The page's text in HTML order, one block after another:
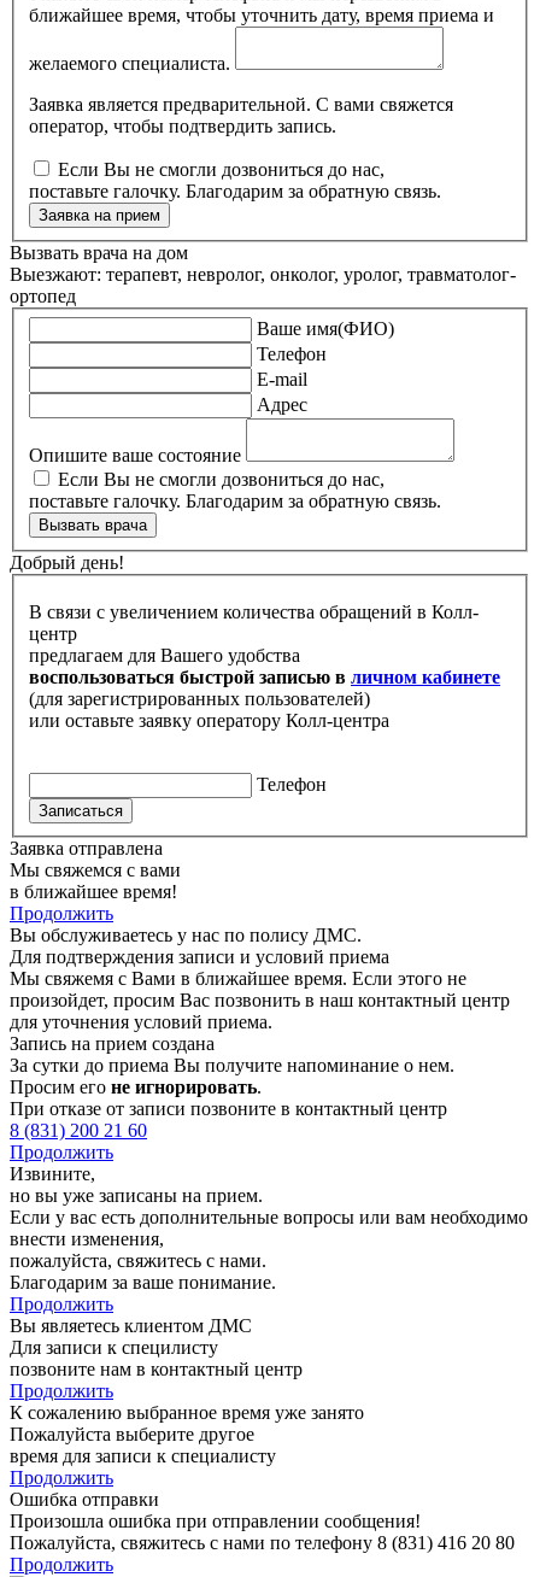
ближайшее время, чтобы уточнить дату, время приема и
желаемого специалиста.
Заявка является предварительной. С вами свяжется
оператор, чтобы подтвердить запись.
Если Вы не смогли дозвониться до нас,
поставьте галочку. Благодарим за обратную связь.
Заявка на прием
Вызвать врача на дом
Выезжают: терапевт, невролог, онколог, уролог, травматолог-
ортопед
Ваше имя(ФИО)
Телефон
E-mail
Адрес
Опишите ваше состояние
Если Вы не смогли дозвониться до нас,
поставьте галочку. Благодарим за обратную связь.
Вызвать врача
Добрый день!
В связи с увеличением количества обращений в Колл-
центр
предлагаем для Вашего удобства
воспользоваться быстрой записью в личном кабинете
(для зарегистрированных пользователей)
или оставьте заявку оператору Колл-центра
Телефон
Записаться
Заявка отправлена
Мы свяжемся с вами
в ближайшее время!
Продолжить
Вы обслуживаетесь у нас по полису ДМС.
Для подтверждения записи и условий приема
Мы свяжемя с Вами в ближайшее время. Если этого не
произойдет, просим Вас позвонить в наш контактный центр
для уточнения условий приема.
Запись на прием создана
За сутки до приема Вы получите напоминание о нем.
Просим его не игнорировать.
При отказе от записи позвоните в контактный центр
8 (831) 200 21 60
Продолжить
Извините,
но вы уже записаны на прием.
Если у вас есть дополнительные вопросы или вам необходимо
внести изменения,
пожалуйста, свяжитесь с нами.
Благодарим за ваше понимание.
Продолжить
Вы являетесь клиентом ДМС
Для записи к специлисту
позвоните нам в контактный центр
Продолжить
К сожалению выбранное время уже занято
Пожалуйста выберите другое
время для записи к специалисту
Продолжить
Ошибка отправки
Произошла ошибка при отправлении сообщения!
Пожалуйста, свяжитесь с нами по телефону 8 (831) 416 20 80
Продолжить